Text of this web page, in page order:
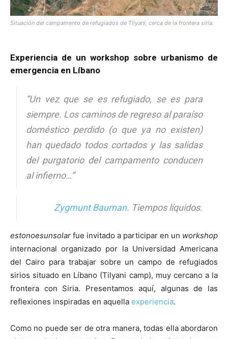
Situación del campamento de refugiados de Tilyani, cerca de la frontera siria.
Experiencia de un workshop sobre urbanismo de
emergencia en Líbano
“Un vez que se es refugiado, se es para
siempre. Los caminos de regreso al paraíso
doméstico perdido (o que ya no existen)
han quedado todos cortados y las salidas
del purgatorio del campamento conducen
al infierno…”
Zygmunt Bauman. Tiempos líquidos.
estonoesunsolar fue invitado a participar en un workshop
internacional organizado por la Universidad Americana
del Cairo para trabajar sobre un campo de refugiados
sirios situado en Líbano (Tilyani camp), muy cercano a la
frontera con Siria. Presentamos aquí, algunas de las
reflexiones inspiradas en aquella experiencia.
Como no puede ser de otra manera, todas ella abordaron